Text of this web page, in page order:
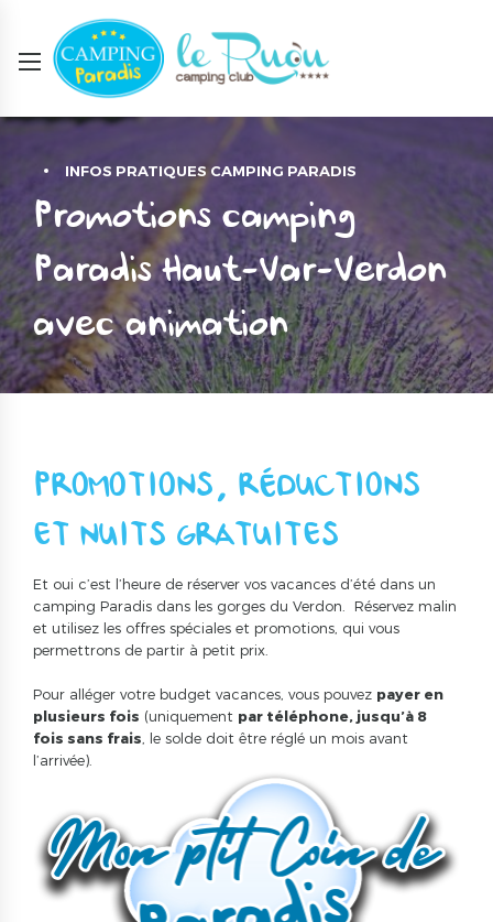
INFOS PRATIQUES CAMPING PARADIS
Promotions camping
Paradis Haut-Var-Verdon
avec animation
PROMOTIONS, RÉDUCTIONS
ET NUITS GRATUITES
Et oui c’est l’heure de réserver vos vacances d’été dans un
camping Paradis dans les gorges du Verdon. Réservez malin
et utilisez les offres spéciales et promotions, qui vous
permettrons de partir à petit prix.
Pour alléger votre budget vacances, vous pouvez payer en
plusieurs fois (uniquement par téléphone, jusqu’à 8
fois sans frais, le solde doit être réglé un mois avant
l’arrivée).